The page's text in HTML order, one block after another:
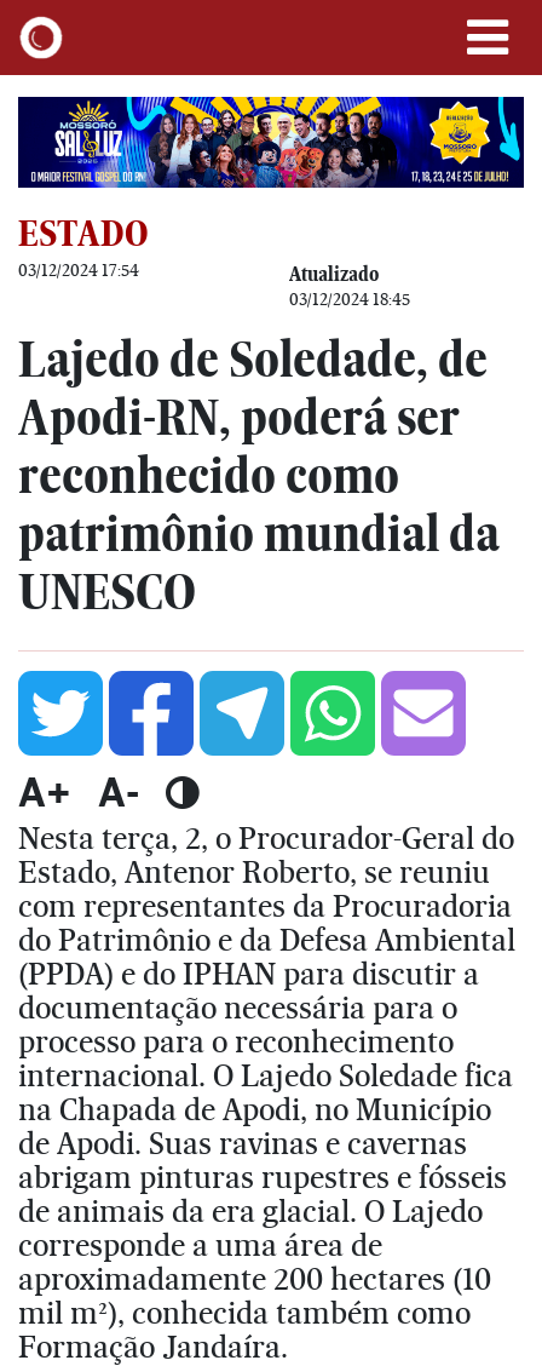
ESTADO
03/12/2024 17:54 Atualizado
03/12/2024 18:45
Lajedo de Soledade, de
Apodi-RN, poderá ser
reconhecido como
patrimônio mundial da
UNESCO
A+ A-
Nesta terça, 2, o Procurador-Geral do
Estado, Antenor Roberto, se reuniu
com representantes da Procuradoria
do Patrimônio e da Defesa Ambiental
(PPDA) e do IPHAN para discutir a
documentação necessária para o
processo para o reconhecimento
internacional. O Lajedo Soledade fica
na Chapada de Apodi, no Município
de Apodi. Suas ravinas e cavernas
abrigam pinturas rupestres e fósseis
de animais da era glacial. O Lajedo
corresponde a uma área de
aproximadamente 200 hectares (10
mil m²), conhecida também como
Formação Jandaíra.